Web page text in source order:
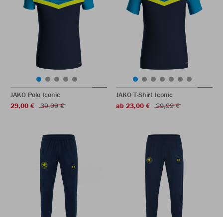
JAKO Polo Iconic
29,00 €
39,99 €
JAKO T-Shirt Iconic
ab 23,00 €
29,99 €